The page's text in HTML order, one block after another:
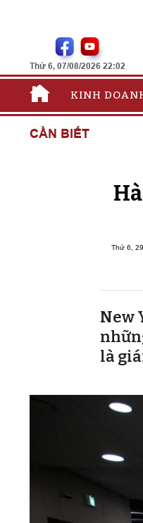
Thứ 6, 07/08/2026 22:02
KINH
CẦN BIẾT
Thứ 6,
New
là